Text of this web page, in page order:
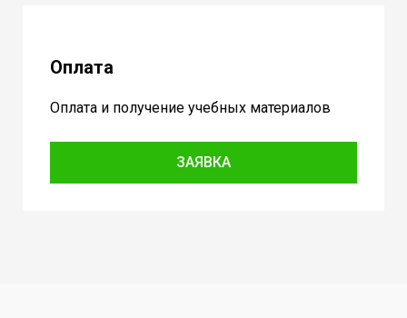
Оплата
Оплата и получение учебных материалов
ЗАЯВКА